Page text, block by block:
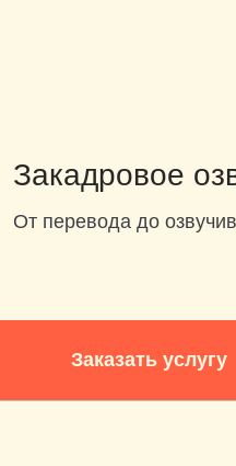
Закадровое
От перевода до
Заказать услугу